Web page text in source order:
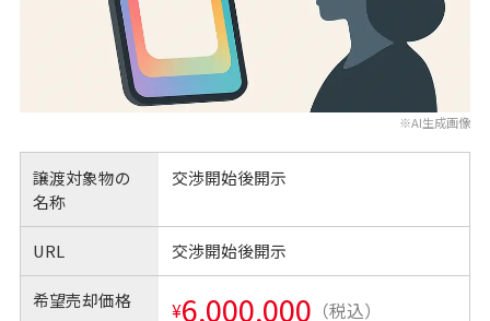
※AI生成画像
譲渡対象物の
名称
交渉開始後開示
URL 交渉開始後開示
希望売却価格 ¥6,000,000 （税込）